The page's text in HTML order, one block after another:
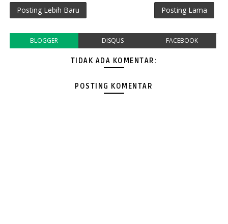
Posting Lebih Baru Posting Lama
BLOGGER DISQUS FACEBOOK
TIDAK ADA KOMENTAR:
POSTING KOMENTAR